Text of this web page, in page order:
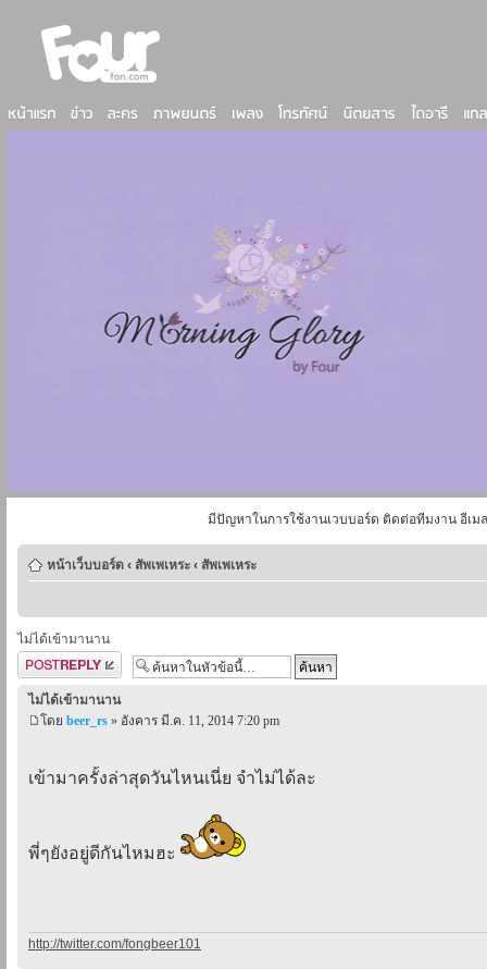
มีปัญหาในการใช้งานเวบบอร์ด ติดต่อทีมงาน อีเม
หน้าเว็บบอร์ด ‹ สัพเพเหระ ‹ สัพเพเหระ
ไม่ได้เข้ามานาน
ตอบกระทู้
ไม่ได้เข้ามานาน
โดย beer_rs » อังคาร มี.ค. 11, 2014 7:20 pm
เข้ามาครั้งล่าสุดวันไหนเนี่ย จำไม่ได้ละ
พี่ๆยังอยู่ดีกันไหมฮะ
http://twitter.com/fongbeer101